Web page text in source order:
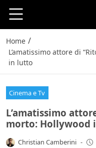
Home /
L’amatissimo attore di
in lutto
Cinema e Tv
L’amatissimo
morto: Hollywood
Christian Camberini -